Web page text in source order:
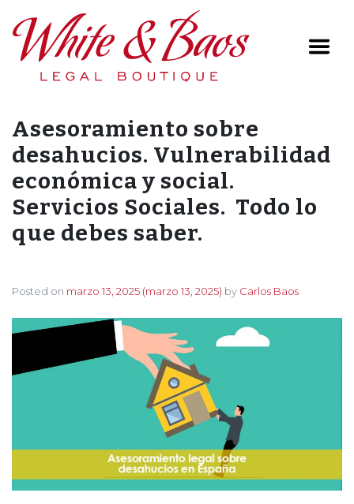
Main Navigation
Asesoramiento sobre
desahucios. Vulnerabilidad
económica y social.
Servicios Sociales. Todo lo
que debes saber.
Posted on marzo 13, 2025 (marzo 13, 2025) by Carlos Baos